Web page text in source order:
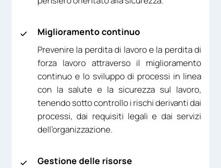
Miglioramento continuo
Prevenire la perdita di lavoro e la perdita di
forza lavoro attraverso il miglioramento
continuo e lo sviluppo di processi in linea
con la salute e la sicurezza sul lavoro,
tenendo sotto controllo i rischi derivanti dai
processi, dai requisiti legali e dai servizi
dell’organizzazione.
Gestione delle risorse